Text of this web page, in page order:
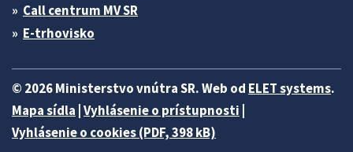
Call centrum MV SR
E-trhovisko
© 2026 Ministerstvo vnútra SR. Web od ELET systems.
Mapa sídla Vyhlásenie o prístupnosti
Vyhlásenie o cookies (PDF, 398 kB)